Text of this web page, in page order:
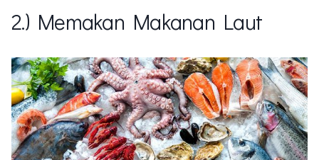
2.) Memakan Makanan Laut